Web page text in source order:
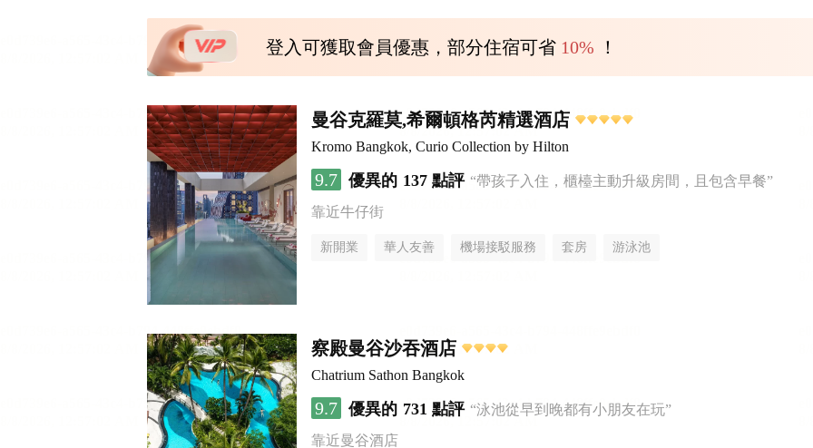
登入可獲取會員優惠，部分住宿可省 10% ！
曼谷克羅莫,希爾頓格芮精選酒店
Kromo Bangkok, Curio Collection by Hilton
9.7 優異的 137 點評 “帶孩子入住，櫃檯主動升級房間，且包含早餐”
靠近牛仔街
新開業 華人友善 機場接駁服務 套房 游泳池
察殿曼谷沙吞酒店
Chatrium Sathon Bangkok
9.7 優異的 731 點評 “泳池從早到晚都有小朋友在玩”
靠近曼谷酒店